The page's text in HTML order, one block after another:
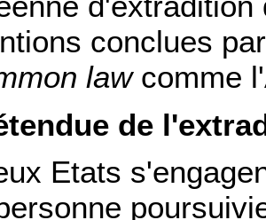
conclues
lawcomme
de
Etats